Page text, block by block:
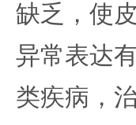
缺乏，使
异常表达
类疾病，